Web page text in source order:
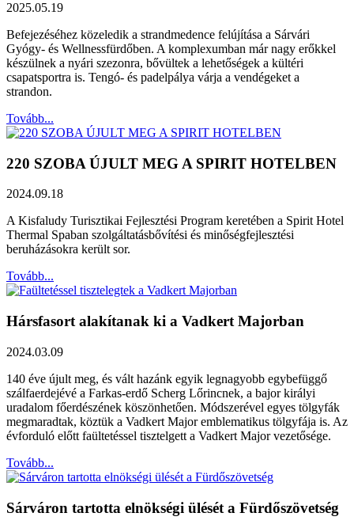
2025.05.19
Befejezéséhez közeledik a strandmedence felújítása a Sárvári
Gyógy- és Wellnessfürdőben. A komplexumban már nagy erőkkel
készülnek a nyári szezonra, bővültek a lehetőségek a kültéri
csapatsportra is. Tengó- és padelpálya várja a vendégeket a
strandon.
Tovább...
220 SZOBA ÚJULT MEG A SPIRIT HOTELBEN
2024.09.18
A Kisfaludy Turisztikai Fejlesztési Program keretében a Spirit Hotel
Thermal Spaban szolgáltatásbővítési és minőségfejlesztési
beruházásokra került sor.
Tovább...
Hársfasort alakítanak ki a Vadkert Majorban
2024.03.09
140 éve újult meg, és vált hazánk egyik legnagyobb egybefüggő
szálfaerdejévé a Farkas-erdő Scherg Lőrincnek, a bajor királyi
uradalom főerdészének köszönhetően. Módszerével egyes tölgyfák
megmaradtak, köztük a Vadkert Major emblematikus tölgyfája is. Az
évforduló előtt faültetéssel tisztelgett a Vadkert Major vezetősége.
Tovább...
Sárváron tartotta elnökségi ülését a Fürdőszövetség